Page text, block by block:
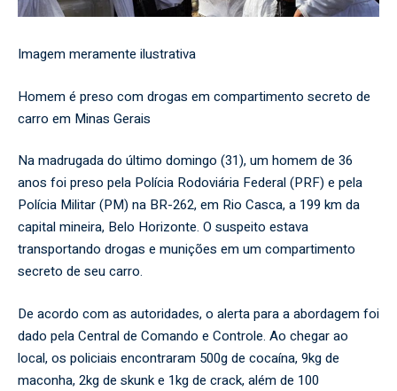
Imagem meramente ilustrativa
Homem é preso com drogas em compartimento secreto de
carro em Minas Gerais
Na madrugada do último domingo (31), um homem de 36
anos foi preso pela Polícia Rodoviária Federal (PRF) e pela
Polícia Militar (PM) na BR-262, em Rio Casca, a 199 km da
capital mineira, Belo Horizonte. O suspeito estava
transportando drogas e munições em um compartimento
secreto de seu carro.
De acordo com as autoridades, o alerta para a abordagem foi
dado pela Central de Comando e Controle. Ao chegar ao
local, os policiais encontraram 500g de cocaína, 9kg de
maconha, 2kg de skunk e 1kg de crack, além de 100